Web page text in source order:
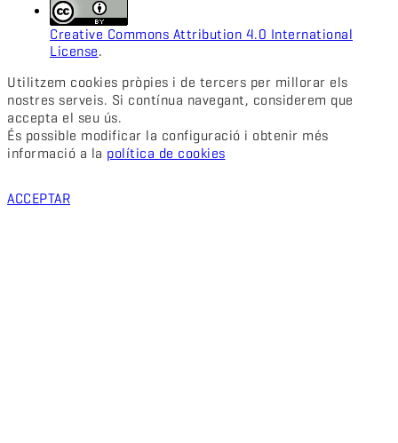
Creative Commons Attribution 4.0 International
License.
Utilitzem cookies pròpies i de tercers per millorar els
nostres serveis. Si contínua navegant, considerem que
accepta el seu ús.
És possible modificar la configuració i obtenir més
informació a la política de cookies
ACCEPTAR